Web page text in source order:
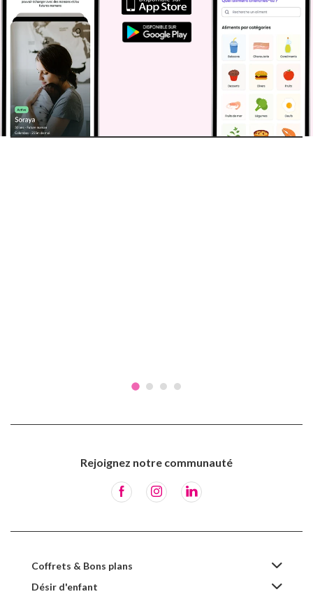
Rejoignez notre communauté
Coffrets & Bons plans
Désir d'enfant